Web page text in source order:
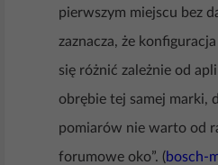
pierwszym miejscu bez
zaznacza, że
się różnić zależnie od
obrębie tej samej marki,
pomiarów nie warto od
forumowe oko”. (bosch-